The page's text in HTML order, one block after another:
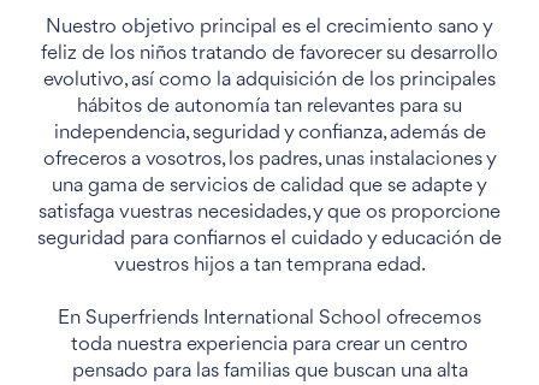
Nuestro objetivo principal es el crecimiento sano y
feliz de los niños tratando de favorecer su desarrollo
evolutivo, así como la adquisición de los principales
hábitos de autonomía tan relevantes para su
independencia, seguridad y confianza, además de
ofreceros a vosotros, los padres, unas instalaciones y
una gama de servicios de calidad que se adapte y
satisfaga vuestras necesidades, y que os proporcione
seguridad para confiarnos el cuidado y educación de
vuestros hijos a tan temprana edad.
En Superfriends International School ofrecemos
toda nuestra experiencia para crear un centro
pensado para las familias que buscan una alta